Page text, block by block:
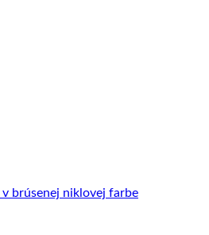
brúsenej niklovej farbe